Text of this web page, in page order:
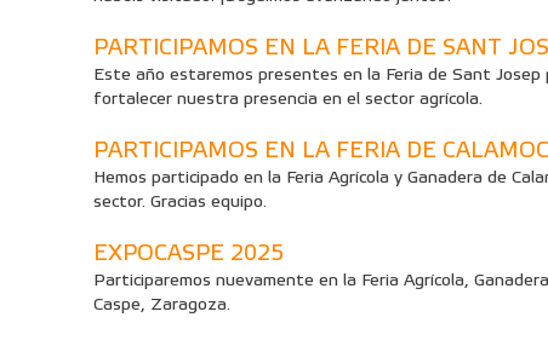
PARTICIPAMOS EN LA FERIA DE SANT
Este año estaremos presentes en la Feria de Sant
fortalecer nuestra presencia en el sector agrícola.
PARTICIPAMOS EN LA FERIA DE
Hemos participado en la Feria Agrícola y Ganadera de
sector. Gracias equipo.
EXPOCASPE 2025
Participaremos nuevamente en la Feria Agrícola,
Caspe, Zaragoza.